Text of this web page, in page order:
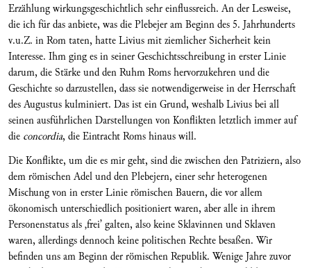
Erzählung wirkungsgeschichtlich sehr einflussreich. An der Lesweise,
die ich für das anbiete, was die Plebejer am Beginn des 5. Jahrhunderts
v.u.Z. in Rom taten, hatte Livius mit ziemlicher Sicherheit kein
Interesse. Ihm ging es in seiner Geschichtsschreibung in erster Linie
darum, die Stärke und den Ruhm Roms hervorzukehren und die
Geschichte so darzustellen, dass sie notwendigerweise in der Herrschaft
des Augustus kulminiert. Das ist ein Grund, weshalb Livius bei all
seinen ausführlichen Darstellungen von Konflikten letztlich immer auf
die concordia, die Eintracht Roms hinaus will.
Die Konflikte, um die es mir geht, sind die zwischen den Patriziern, also
dem römischen Adel und den Plebejern, einer sehr heterogenen
Mischung von in erster Linie römischen Bauern, die vor allem
ökonomisch unterschiedlich positioniert waren, aber alle in ihrem
Personenstatus als ‚frei’ galten, also keine Sklavinnen und Sklaven
waren, allerdings dennoch keine politischen Rechte besaßen. Wir
befinden uns am Beginn der römischen Republik. Wenige Jahre zuvor